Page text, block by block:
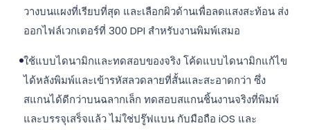
วางบนแผงที่เรียบที่สุด และเลือกผิวด้านเพื่อลดแสงสะท้อน ส่ง
ออกไฟล์เวกเตอร์ที่ 300 DPI สำหรับงานพิมพ์เสมอ
ใช้แบบไดนามิกและทดสอบของจริง โค้ดแบบไดนามิกแก้ไข
ได้หลังพิมพ์และเข้ารหัสลวดลายที่สั้นและสะอาดกว่า ซึ่ง
สแกนได้ดีกว่าบนฉลากเล็ก ทดสอบสแกนชิ้นงานจริงที่พิมพ์
และบรรจุเสร็จแล้ว ไม่ใช่ปรู๊ฟแบน กับมือถือ iOS และ